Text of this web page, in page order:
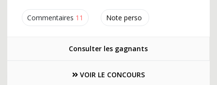
Commentaires 11 Note perso
Consulter les gagnants
VOIR LE CONCOURS